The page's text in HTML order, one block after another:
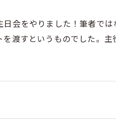
会をやりました！筆者で
渡すというものでした。